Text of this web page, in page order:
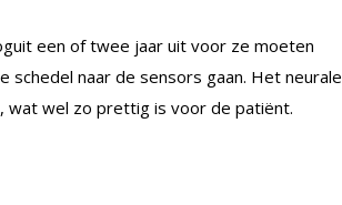
een of twee jaar uit voor ze moeten
schedel naar de sensors gaan. Het neurale
wat wel zo prettig is voor de patiënt.